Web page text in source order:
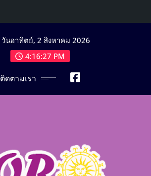
วันอาทิตย์, 2 สิงหาคม 2026
4:16:28 PM
ติดตามเรา